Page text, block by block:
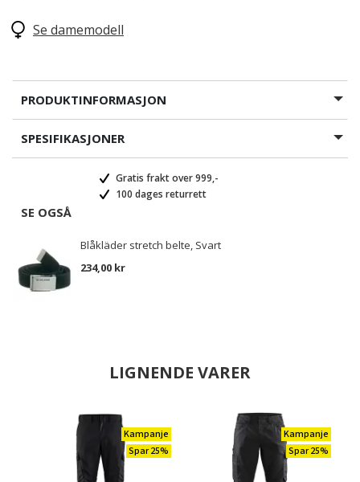
Se damemodell
PRODUKTINFORMASJON
SPESIFIKASJONER
Gratis frakt over 999,-
100 dages returrett
SE OGSÅ
Blåkläder stretch belte, Svart
234,00 kr
LIGNENDE VARER
Kampanje
Spar 25%
Kampanje
Spar 25%